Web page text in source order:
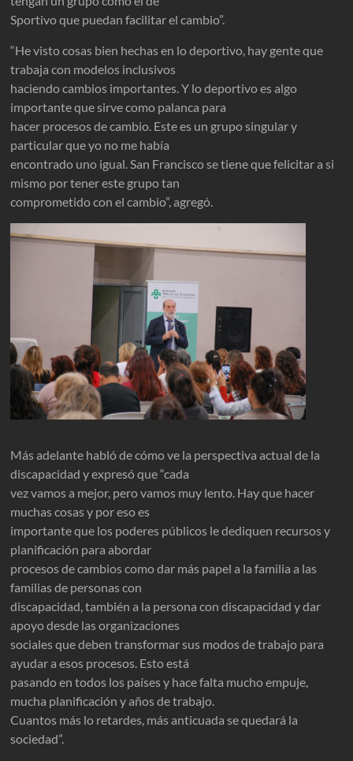
Sportivo que puedan facilitar el cambio”.
“He visto cosas bien hechas en lo deportivo, hay gente que
trabaja con modelos inclusivos
haciendo cambios importantes. Y lo deportivo es algo
importante que sirve como palanca para
hacer procesos de cambio. Este es un grupo singular y
particular que yo no me había
encontrado uno igual. San Francisco se tiene que felicitar a si
mismo por tener este grupo tan
comprometido con el cambio”, agregó.
Más adelante habló de cómo ve la perspectiva actual de la
discapacidad y expresó que “cada
vez vamos a mejor, pero vamos muy lento. Hay que hacer
muchas cosas y por eso es
importante que los poderes públicos le dediquen recursos y
planificación para abordar
procesos de cambios como dar más papel a la familia a las
familias de personas con
discapacidad, también a la persona con discapacidad y dar
apoyo desde las organizaciones
sociales que deben transformar sus modos de trabajo para
ayudar a esos procesos. Esto está
pasando en todos los países y hace falta mucho empuje,
mucha planificación y años de trabajo.
Cuantos más lo retardes, más anticuada se quedará la
sociedad”.